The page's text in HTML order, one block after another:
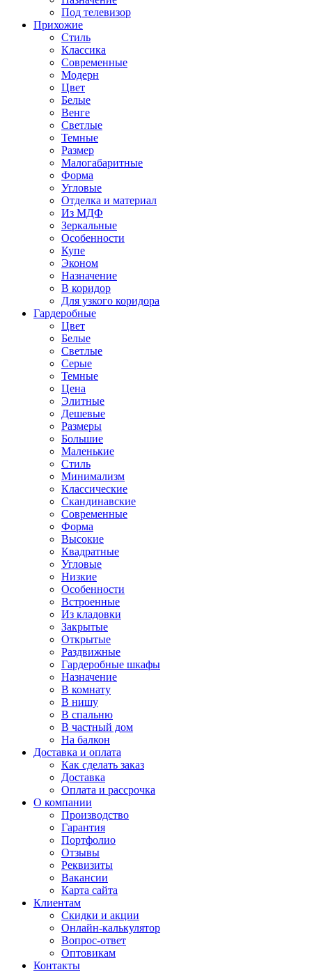
Под телевизор
Прихожие
Стиль
Классика
Современные
Модерн
Цвет
Белые
Венге
Светлые
Темные
Размер
Малогабаритные
Форма
Угловые
Отделка и материал
Из МДФ
Зеркальные
Особенности
Купе
Эконом
Назначение
В коридор
Для узкого коридора
Гардеробные
Цвет
Белые
Светлые
Серые
Темные
Цена
Элитные
Дешевые
Размеры
Большие
Маленькие
Стиль
Минимализм
Классические
Скандинавские
Современные
Форма
Высокие
Квадратные
Угловые
Низкие
Особенности
Встроенные
Из кладовки
Закрытые
Открытые
Раздвижные
Гардеробные шкафы
Назначение
В комнату
В нишу
В спальню
В частный дом
На балкон
Доставка и оплата
Как сделать заказ
Доставка
Оплата и рассрочка
О компании
Производство
Гарантия
Портфолио
Отзывы
Реквизиты
Вакансии
Карта сайта
Клиентам
Скидки и акции
Онлайн-калькулятор
Вопрос-ответ
Оптовикам
Контакты